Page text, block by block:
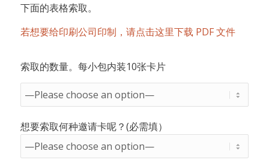
下面的表格索取。
若想要给印刷公司印制，请点击这里下载 PDF 文件
索取的数量。每小包内装10张卡片
想要索取何种邀请卡呢？(必需填）